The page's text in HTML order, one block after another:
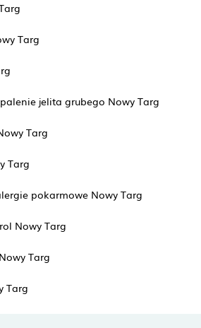
Targ
jelita grubego Nowy Targ
Targ
Targ
pokarmowe Nowy Targ
Nowy Targ
Targ
Targ